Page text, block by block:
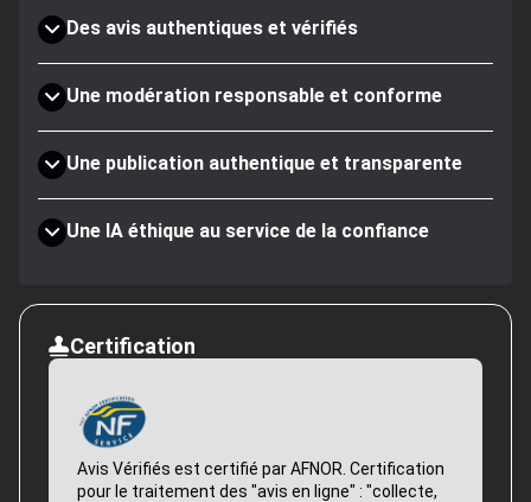
Des avis authentiques et vérifiés
Une modération responsable et conforme
Une publication authentique et transparente
Une IA éthique au service de la confiance
Certification
Avis Vérifiés est certifié par AFNOR. Certification
pour le traitement des "avis en ligne" : "collecte,